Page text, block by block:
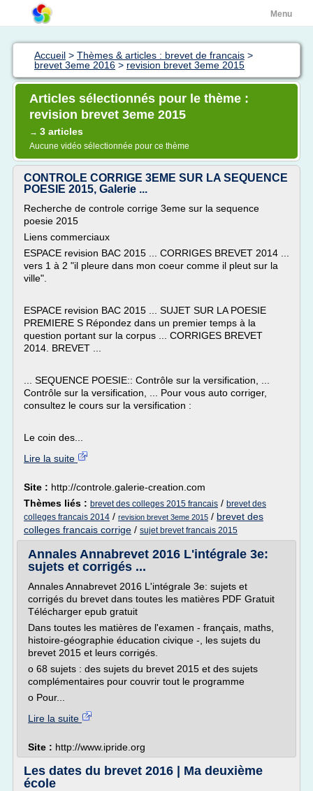
Menu
Accueil > Thèmes & articles : brevet de francais >
brevet 3eme 2016 > revision brevet 3eme 2015
Articles sélectionnés pour le thème :
revision brevet 3eme 2015
→ 3 articles
Aucune vidéo sélectionnée pour ce thème
CONTROLE CORRIGE 3EME SUR LA SEQUENCE
POESIE 2015, Galerie ...
Recherche de controle corrige 3eme sur la sequence
poesie 2015
Liens commerciaux
ESPACE revision BAC 2015 ... CORRIGES BREVET 2014 ...
vers 1 à 2 "il pleure dans mon coeur comme il pleut sur la
ville".
ESPACE revision BAC 2015 ... SUJET SUR LA POESIE
PREMIERE S Répondez dans un premier temps à la
question portant sur la corpus ... CORRIGES BREVET
2014. BREVET ...
... SEQUENCE POESIE:: Contrôle sur la versification, ...
Contrôle sur la versification, ... Pour vous auto corriger,
consultez le cours sur la versification :
Le coin des...
Lire la suite
Site : http://controle.galerie-creation.com
Thèmes liés : brevet des colleges 2015 francais / brevet des
colleges francais 2014 / revision brevet 3eme 2015 / brevet des
colleges francais corrige / sujet brevet francais 2015
Annales Annabrevet 2016 L'intégrale 3e:
sujets et corrigés ...
Annales Annabrevet 2016 L'intégrale 3e: sujets et
corrigés du brevet dans toutes les matières PDF Gratuit
Télécharger epub gratuit
Dans toutes les matières de l'examen - français, maths,
histoire-géographie éducation civique -, les sujets du
brevet 2015 et leurs corrigés.
o 68 sujets : des sujets du brevet 2015 et des sujets
complémentaires pour couvrir tout le programme
o Pour...
Lire la suite
Site : http://www.ipride.org
Les dates du brevet 2016 | Ma deuxième
école